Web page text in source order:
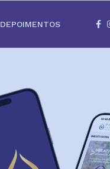
DEPOIMENTOS